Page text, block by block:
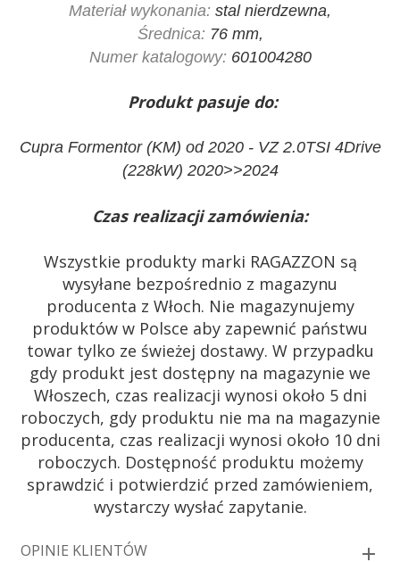
Materiał wykonania: stal nierdzewna,
Średnica:76 mm,
Numer katalogowy:601004280
Produkt pasuje do:
Cupra Formentor (KM) od 2020 - VZ 2.0TSI 4Drive
(228kW) 2020>>2024
Czas realizacji zamówienia:
Wszystkie produkty marki RAGAZZON są
wysyłane bezpośrednio z magazynu
producenta z Włoch. Nie magazynujemy
produktów w Polsce aby zapewnić państwu
towar tylko ze świeżej dostawy. W przypadku
gdy produkt jest dostępny na magazynie we
Włoszech, czas realizacji wynosi około 5 dni
roboczych, gdy produktu nie ma na magazynie
producenta, czas realizacji wynosi około 10 dni
roboczych. Dostępność produktu możemy
sprawdzić i potwierdzić przed zamówieniem,
wystarczy wysłać zapytanie.
OPINIE KLIENTÓW